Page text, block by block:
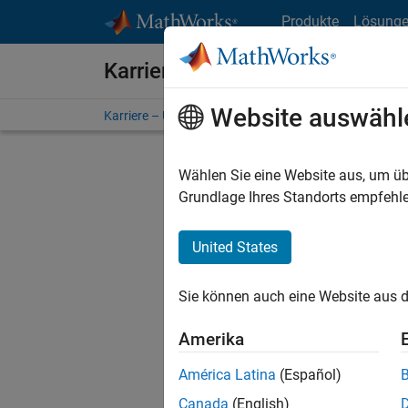
Produkte
Karriere bei MathWorks
Karriere – Übersicht Stellensuche
FILTER:
Stellen
Es
Region
Website
Wählen Sie eine Website aus, um
Grundlage Ihres Standorts
United States
Sie können auch eine Website aus
Amerika
América Latina (Español)
Canada (English)